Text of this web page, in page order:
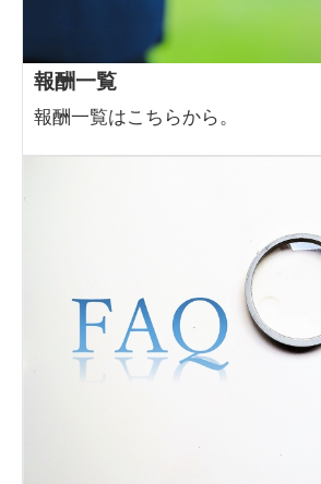
報酬一覧
報酬一覧はこちらから。